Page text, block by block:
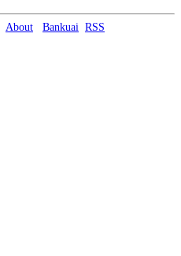
About Bankuai RSS